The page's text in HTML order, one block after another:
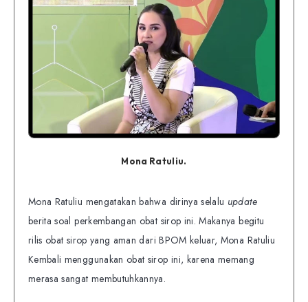
Mona Ratuliu.
Mona Ratuliu mengatakan bahwa dirinya selalu update
berita soal perkembangan obat sirop ini. Makanya begitu
rilis obat sirop yang aman dari BPOM keluar, Mona Ratuliu
Kembali menggunakan obat sirop ini, karena memang
merasa sangat membutuhkannya.